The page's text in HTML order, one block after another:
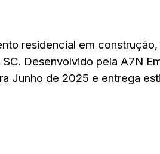
residencial em
Desenvolvido pela A7N
Junho de 2025 e entrega